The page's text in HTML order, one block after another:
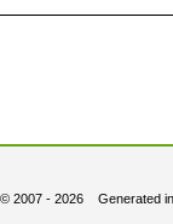
2007 - 2026 Generated